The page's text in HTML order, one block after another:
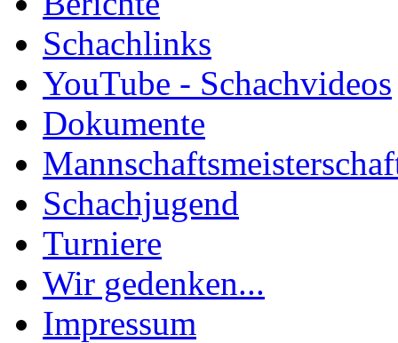
Schachlinks
YouTube - Schachvideos
Dokumente
Schachjugend
Turniere
Wir gedenken...
Impressum